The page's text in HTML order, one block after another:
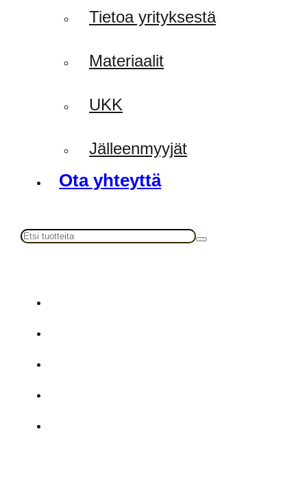
Tietoa yrityksestä
Materiaalit
UKK
Jälleenmyyjät
Ota yhteyttä
Haku